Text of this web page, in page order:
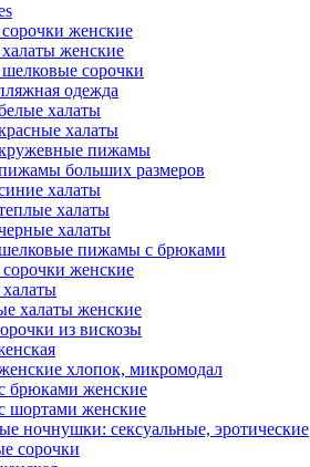
женские
женские
сорочки
одежда
халаты
халаты
пижамы
больших размеров
халаты
халаты
халаты
пижамы с брюками
женские
халаты женские
из вискозы
хлопок, микромодал
брюками женские
шортами женские
ночнушки: сексуальные, эротические
сорочки